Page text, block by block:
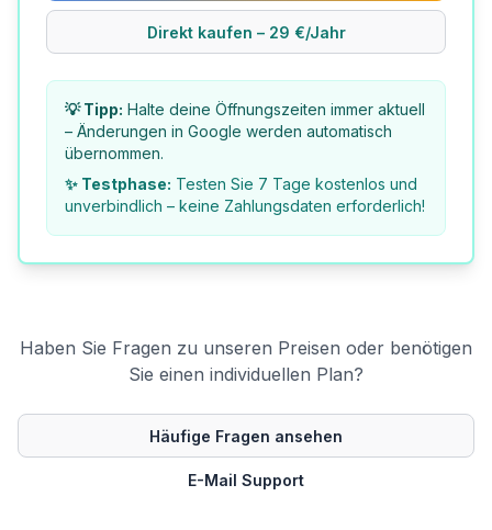
Direkt kaufen – 29 €/Jahr
💡 Tipp: Halte deine Öffnungszeiten immer aktuell
– Änderungen in Google werden automatisch
übernommen.
✨ Testphase: Testen Sie 7 Tage kostenlos und
unverbindlich – keine Zahlungsdaten erforderlich!
Haben Sie Fragen zu unseren Preisen oder benötigen
Sie einen individuellen Plan?
Häufige Fragen ansehen
E-Mail Support